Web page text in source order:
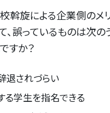
斡旋による企業側のメ
、誤っているものは次の
すか？
退されづらい
る学生を指名できる